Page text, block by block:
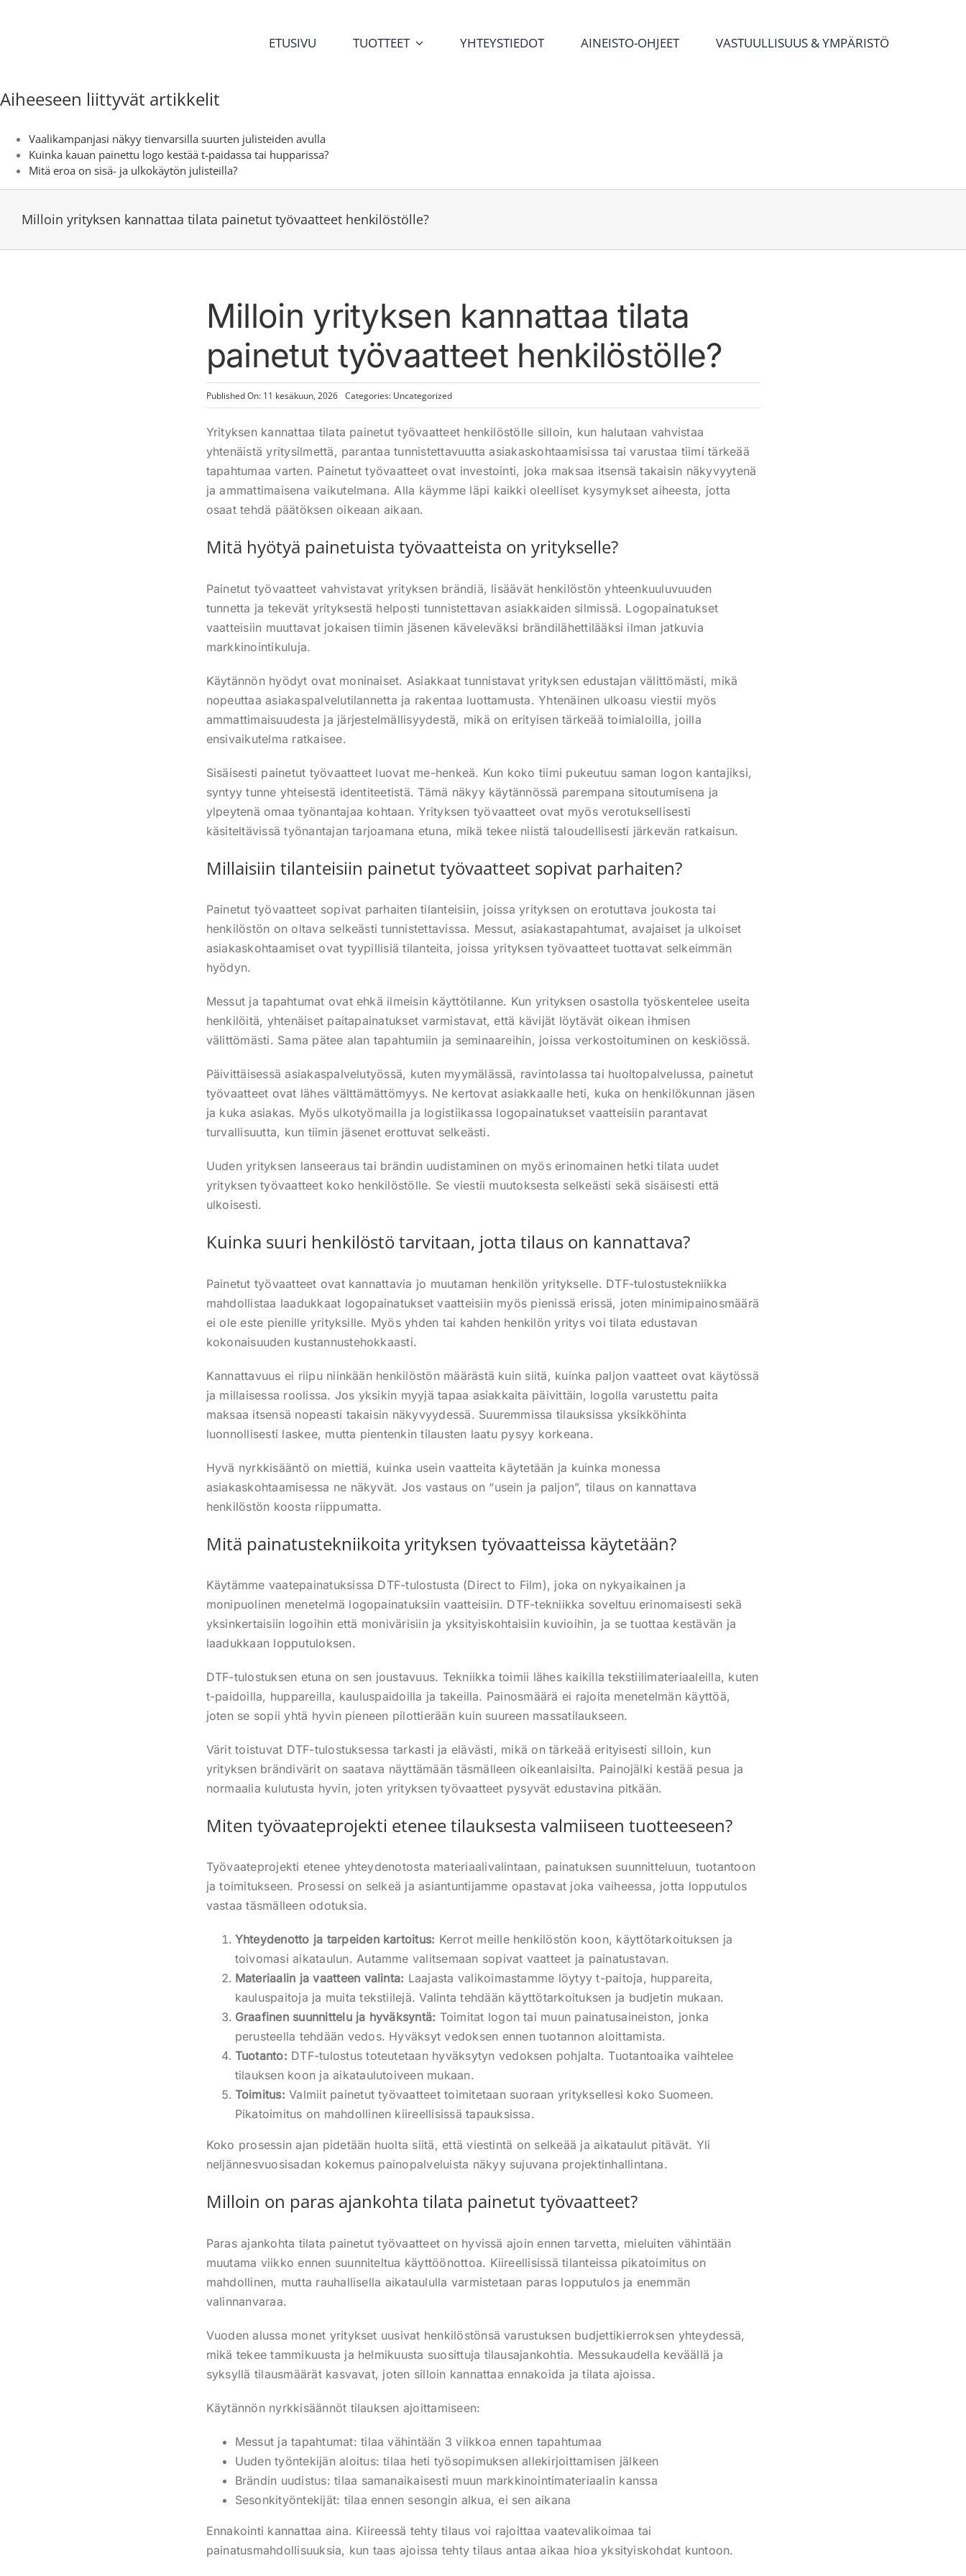
ETUSIVU TUOTTEET YHTEYSTIEDOT AINEISTO-OHJEET VASTUULLISUUS & YMPÄRISTÖ
Aiheeseen liittyvät artikkelit
Vaalikampanjasi näkyy tienvarsilla suurten julisteiden avulla
Kuinka kauan painettu logo kestää t-paidassa tai hupparissa?
Mitä eroa on sisä- ja ulkokäytön julisteilla?
Milloin yrityksen kannattaa tilata painetut työvaatteet henkilöstölle?
Milloin yrityksen kannattaa tilata
painetut työvaatteet henkilöstölle?
Published On: 11 kesäkuun, 2026 Categories: Uncategorized
Yrityksen kannattaa tilata painetut työvaatteet henkilöstölle silloin, kun halutaan vahvistaa
yhtenäistä yritysilmettä, parantaa tunnistettavuutta asiakaskohtaamisissa tai varustaa tiimi tärkeää
tapahtumaa varten. Painetut työvaatteet ovat investointi, joka maksaa itsensä takaisin näkyvyytenä
ja ammattimaisena vaikutelmana. Alla käymme läpi kaikki oleelliset kysymykset aiheesta, jotta
osaat tehdä päätöksen oikeaan aikaan.
Mitä hyötyä painetuista työvaatteista on yritykselle?
Painetut työvaatteet vahvistavat yrityksen brändiä, lisäävät henkilöstön yhteenkuuluvuuden
tunnetta ja tekevät yrityksestä helposti tunnistettavan asiakkaiden silmissä. Logopainatukset
vaatteisiin muuttavat jokaisen tiimin jäsenen käveleväksi brändilähettilääksi ilman jatkuvia
markkinointikuluja.
Käytännön hyödyt ovat moninaiset. Asiakkaat tunnistavat yrityksen edustajan välittömästi, mikä
nopeuttaa asiakaspalvelutilannetta ja rakentaa luottamusta. Yhtenäinen ulkoasu viestii myös
ammattimaisuudesta ja järjestelmällisyydestä, mikä on erityisen tärkeää toimialoilla, joilla
ensivaikutelma ratkaisee.
Sisäisesti painetut työvaatteet luovat me-henkeä. Kun koko tiimi pukeutuu saman logon kantajiksi,
syntyy tunne yhteisestä identiteetistä. Tämä näkyy käytännössä parempana sitoutumisena ja
ylpeytenä omaa työnantajaa kohtaan. Yrityksen työvaatteet ovat myös verotuksellisesti
käsiteltävissä työnantajan tarjoamana etuna, mikä tekee niistä taloudellisesti järkevän ratkaisun.
Millaisiin tilanteisiin painetut työvaatteet sopivat parhaiten?
Painetut työvaatteet sopivat parhaiten tilanteisiin, joissa yrityksen on erotuttava joukosta tai
henkilöstön on oltava selkeästi tunnistettavissa. Messut, asiakastapahtumat, avajaiset ja ulkoiset
asiakaskohtaamiset ovat tyypillisiä tilanteita, joissa yrityksen työvaatteet tuottavat selkeimmän
hyödyn.
Messut ja tapahtumat ovat ehkä ilmeisin käyttötilanne. Kun yrityksen osastolla työskentelee useita
henkilöitä, yhtenäiset paitapainatukset varmistavat, että kävijät löytävät oikean ihmisen
välittömästi. Sama pätee alan tapahtumiin ja seminaareihin, joissa verkostoituminen on keskiössä.
Päivittäisessä asiakaspalvelutyössä, kuten myymälässä, ravintolassa tai huoltopalvelussa, painetut
työvaatteet ovat lähes välttämättömyys. Ne kertovat asiakkaalle heti, kuka on henkilökunnan jäsen
ja kuka asiakas. Myös ulkotyömailla ja logistiikassa logopainatukset vaatteisiin parantavat
turvallisuutta, kun tiimin jäsenet erottuvat selkeästi.
Uuden yrityksen lanseeraus tai brändin uudistaminen on myös erinomainen hetki tilata uudet
yrityksen työvaatteet koko henkilöstölle. Se viestii muutoksesta selkeästi sekä sisäisesti että
ulkoisesti.
Kuinka suuri henkilöstö tarvitaan, jotta tilaus on kannattava?
Painetut työvaatteet ovat kannattavia jo muutaman henkilön yritykselle. DTF-tulostustekniikka
mahdollistaa laadukkaat logopainatukset vaatteisiin myös pienissä erissä, joten minimipainosmäärä
ei ole este pienille yrityksille. Myös yhden tai kahden henkilön yritys voi tilata edustavan
kokonaisuuden kustannustehokkaasti.
Kannattavuus ei riipu niinkään henkilöstön määrästä kuin siitä, kuinka paljon vaatteet ovat käytössä
ja millaisessa roolissa. Jos yksikin myyjä tapaa asiakkaita päivittäin, logolla varustettu paita
maksaa itsensä nopeasti takaisin näkyvyydessä. Suuremmissa tilauksissa yksikköhinta
luonnollisesti laskee, mutta pientenkin tilausten laatu pysyy korkeana.
Hyvä nyrkkisääntö on miettiä, kuinka usein vaatteita käytetään ja kuinka monessa
asiakaskohtaamisessa ne näkyvät. Jos vastaus on “usein ja paljon”, tilaus on kannattava
henkilöstön koosta riippumatta.
Mitä painatustekniikoita yrityksen työvaatteissa käytetään?
Käytämme vaatepainatuksissa DTF-tulostusta (Direct to Film), joka on nykyaikainen ja
monipuolinen menetelmä logopainatuksiin vaatteisiin. DTF-tekniikka soveltuu erinomaisesti sekä
yksinkertaisiin logoihin että monivärisiin ja yksityiskohtaisiin kuvioihin, ja se tuottaa kestävän ja
laadukkaan lopputuloksen.
DTF-tulostuksen etuna on sen joustavuus. Tekniikka toimii lähes kaikilla tekstiilimateriaaleilla, kuten
t-paidoilla, huppareilla, kauluspaidoilla ja takeilla. Painosmäärä ei rajoita menetelmän käyttöä,
joten se sopii yhtä hyvin pieneen pilottierään kuin suureen massatilaukseen.
Värit toistuvat DTF-tulostuksessa tarkasti ja elävästi, mikä on tärkeää erityisesti silloin, kun
yrityksen brändivärit on saatava näyttämään täsmälleen oikeanlaisilta. Painojälki kestää pesua ja
normaalia kulutusta hyvin, joten yrityksen työvaatteet pysyvät edustavina pitkään.
Miten työvaateprojekti etenee tilauksesta valmiiseen tuotteeseen?
Työvaateprojekti etenee yhteydenotosta materiaalivalintaan, painatuksen suunnitteluun, tuotantoon
ja toimitukseen. Prosessi on selkeä ja asiantuntijamme opastavat joka vaiheessa, jotta lopputulos
vastaa täsmälleen odotuksia.
Yhteydenotto ja tarpeiden kartoitus: Kerrot meille henkilöstön koon, käyttötarkoituksen ja
toivomasi aikataulun. Autamme valitsemaan sopivat vaatteet ja painatustavan.
Materiaalin ja vaatteen valinta: Laajasta valikoimastamme löytyy t-paitoja, huppareita,
kauluspaitoja ja muita tekstiilejä. Valinta tehdään käyttötarkoituksen ja budjetin mukaan.
Graafinen suunnittelu ja hyväksyntä: Toimitat logon tai muun painatusaineiston, jonka
perusteella tehdään vedos. Hyväksyt vedoksen ennen tuotannon aloittamista.
Tuotanto: DTF-tulostus toteutetaan hyväksytyn vedoksen pohjalta. Tuotantoaika vaihtelee
tilauksen koon ja aikataulutoiveen mukaan.
Toimitus: Valmiit painetut työvaatteet toimitetaan suoraan yrityksellesi koko Suomeen.
Pikatoimitus on mahdollinen kiireellisissä tapauksissa.
Koko prosessin ajan pidetään huolta siitä, että viestintä on selkeää ja aikataulut pitävät. Yli
neljännesvuosisadan kokemus painopalveluista näkyy sujuvana projektinhallintana.
Milloin on paras ajankohta tilata painetut työvaatteet?
Paras ajankohta tilata painetut työvaatteet on hyvissä ajoin ennen tarvetta, mieluiten vähintään
muutama viikko ennen suunniteltua käyttöönottoa. Kiireellisissä tilanteissa pikatoimitus on
mahdollinen, mutta rauhallisella aikataululla varmistetaan paras lopputulos ja enemmän
valinnanvaraa.
Vuoden alussa monet yritykset uusivat henkilöstönsä varustuksen budjettikierroksen yhteydessä,
mikä tekee tammikuusta ja helmikuusta suosittuja tilausajankohtia. Messukaudella keväällä ja
syksyllä tilausmäärät kasvavat, joten silloin kannattaa ennakoida ja tilata ajoissa.
Käytännön nyrkkisäännöt tilauksen ajoittamiseen:
Messut ja tapahtumat: tilaa vähintään 3 viikkoa ennen tapahtumaa
Uuden työntekijän aloitus: tilaa heti työsopimuksen allekirjoittamisen jälkeen
Brändin uudistus: tilaa samanaikaisesti muun markkinointimateriaalin kanssa
Sesonkityöntekijät: tilaa ennen sesongin alkua, ei sen aikana
Ennakointi kannattaa aina. Kiireessä tehty tilaus voi rajoittaa vaatevalikoimaa tai
painatusmahdollisuuksia, kun taas ajoissa tehty tilaus antaa aikaa hioa yksityiskohdat kuntoon.